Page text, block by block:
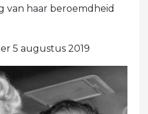
van haar beroemdheid
5 augustus 2019